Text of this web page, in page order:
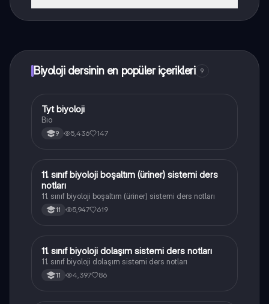
Biyoloji dersinin en popüler içerikleri 9
Biyoloji
Tyt biyoloji
Bio
9 5,436 147
Biyoloji
11. sınıf biyoloji boşaltım (üriner) sistemi ders
notları
11. sınıf biyoloji boşaltım (üriner) sistemi ders notları
11 5,947 619
Biyoloji
11. sınıf biyoloji dolaşım sistemi ders notları
11. sınıf biyoloji dolaşım sistemi ders notları
11 4,397 86